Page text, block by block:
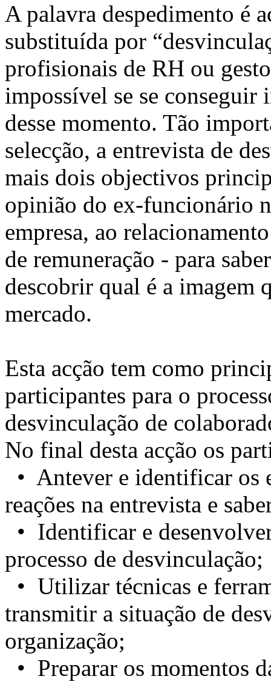
A palavra despedimento é
substituída por
profisionais de RH ou
impossível se se conseguir
desse momento. Tão
selecção, a entrevista de
mais dois objectivos
opinião do ex-funcionário
empresa, ao
de remuneração - para
descobrir qual é a imagem
mercado.
Esta acção tem como
participantes para o
desvinculação de
No final desta acção os
• Antever e identificar os
reações na entrevista e
• Identificar e
processo de desvinculação;
• Utilizar técnicas e
transmitir a situação de
organização;
• Preparar os momentos